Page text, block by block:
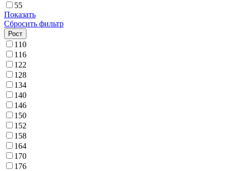
55
Показать
Сбросить фильтр
Рост
110
116
122
128
134
140
146
150
152
158
164
170
176